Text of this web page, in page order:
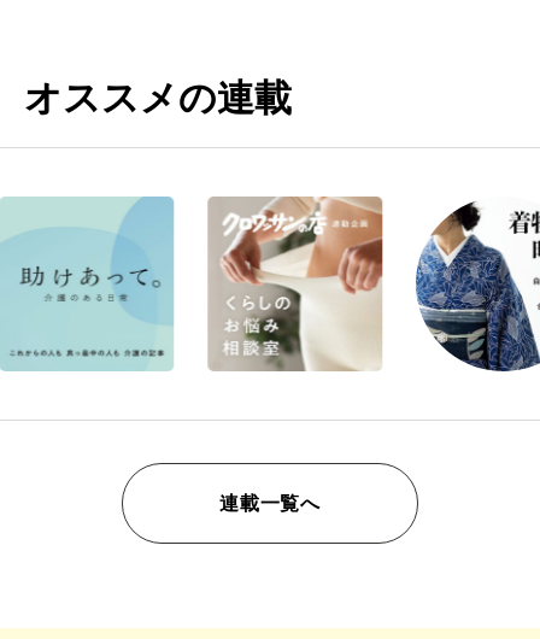
オススメの連載
連載一覧へ